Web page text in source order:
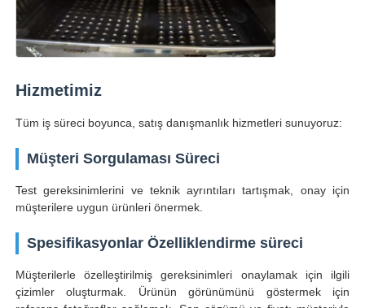
Hizmetimiz
Tüm iş süreci boyunca, satış danışmanlık hizmetleri sunuyoruz:
Müşteri Sorgulaması Süreci
Test gereksinimlerini ve teknik ayrıntıları tartışmak, onay için
müşterilere uygun ürünleri önermek.
Spesifikasyonlar Özelliklendirme süreci
Müşterilerle özelleştirilmiş gereksinimleri onaylamak için ilgili
çizimler oluşturmak. Ürünün görünümünü göstermek için